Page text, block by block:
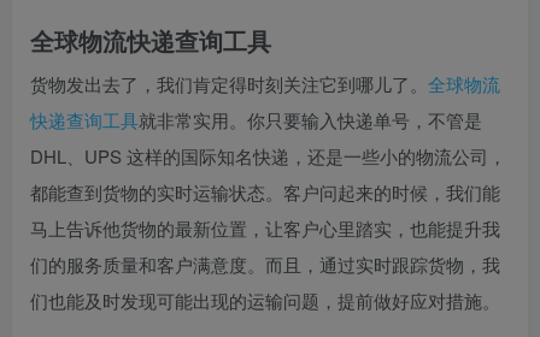
全球物流快递查询工具
货物发出去了，我们肯定得时刻关注它到哪儿了。 全球物流
快递查询工具就非常实用。你只要输入快递单号，不管是
DHL、UPS 这样的国际知名快递，还是一些小的物流公司，
都能查到货物的实时运输状态。客户问起来的时候，我们能
马上告诉他货物的最新位置，让客户心里踏实，也能提升我
们的服务质量和客户满意度。而且，通过实时跟踪货物，我
们也能及时发现可能出现的运输问题，提前做好应对措施。